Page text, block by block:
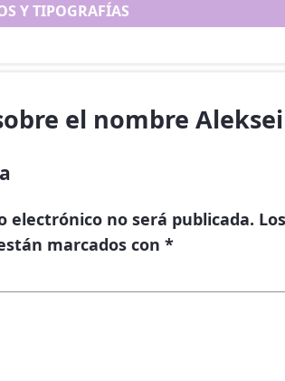
Y TIPOGRAFÍAS
el nombre Aleksei
electrónico no será publicada. Los
marcados con *